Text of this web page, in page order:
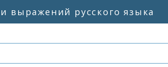
выражений русского языка